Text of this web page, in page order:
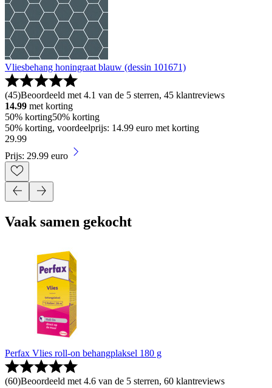
Vliesbehang honingraat blauw (dessin 101671)
(45)Beoordeeld met 4.1 van de 5 sterren, 45 klantreviews
14.99 met korting
50% korting50% korting
50% korting, voordeelprijs: 14.99 euro met korting
29.99
Prijs: 29.99 euro
Vaak samen gekocht
Perfax Vlies roll-on behangplaksel 180 g
(60)Beoordeeld met 4.6 van de 5 sterren, 60 klantreviews